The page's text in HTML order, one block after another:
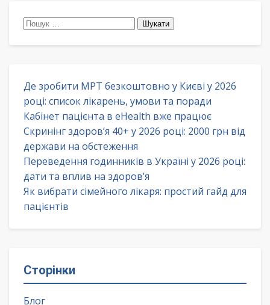
Пошук:
Де зробити МРТ безкоштовно у Києві у 2026
році: список лікарень, умови та поради
Кабінет пацієнта в eHealth вже працює
Скринінг здоров’я 40+ у 2026 році: 2000 грн від
держави на обстеження
Переведення годинників в Україні у 2026 році:
дати та вплив на здоров’я
Як вибрати сімейного лікаря: простий гайд для
пацієнтів
Сторінки
Блог